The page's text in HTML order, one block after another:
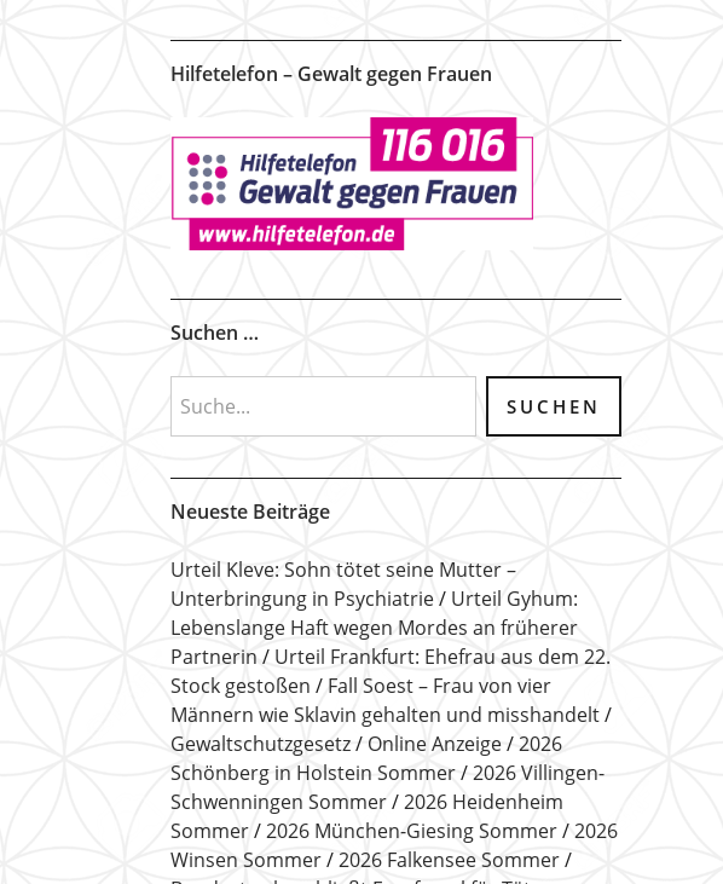
Hilfetelefon – Gewalt gegen Frauen
Suchen …
Neueste Beiträge
Urteil Kleve: Sohn tötet seine Mutter –
Unterbringung in Psychiatrie
Urteil Gyhum:
Lebenslange Haft wegen Mordes an früherer
Partnerin
Urteil Frankfurt: Ehefrau aus dem 22.
Stock gestoßen
Fall Soest – Frau von vier
Männern wie Sklavin gehalten und misshandelt
Gewaltschutzgesetz
Online Anzeige
2026
Schönberg in Holstein Sommer
2026 Villingen-
Schwenningen Sommer
2026 Heidenheim
Sommer
2026 München-Giesing Sommer
2026
Winsen Sommer
2026 Falkensee Sommer